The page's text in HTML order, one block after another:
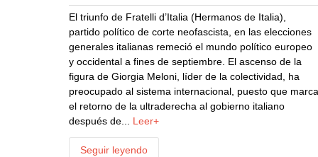
El triunfo de Fratelli d’Italia (Hermanos de Italia),
partido político de corte neofascista, en las elecciones
generales italianas remeció el mundo político europeo
y occidental a fines de septiembre. El ascenso de la
figura de Giorgia Meloni, líder de la colectividad, ha
preocupado al sistema internacional, puesto que
el retorno de la ultraderecha al gobierno italiano
después de... Leer+
Seguir leyendo